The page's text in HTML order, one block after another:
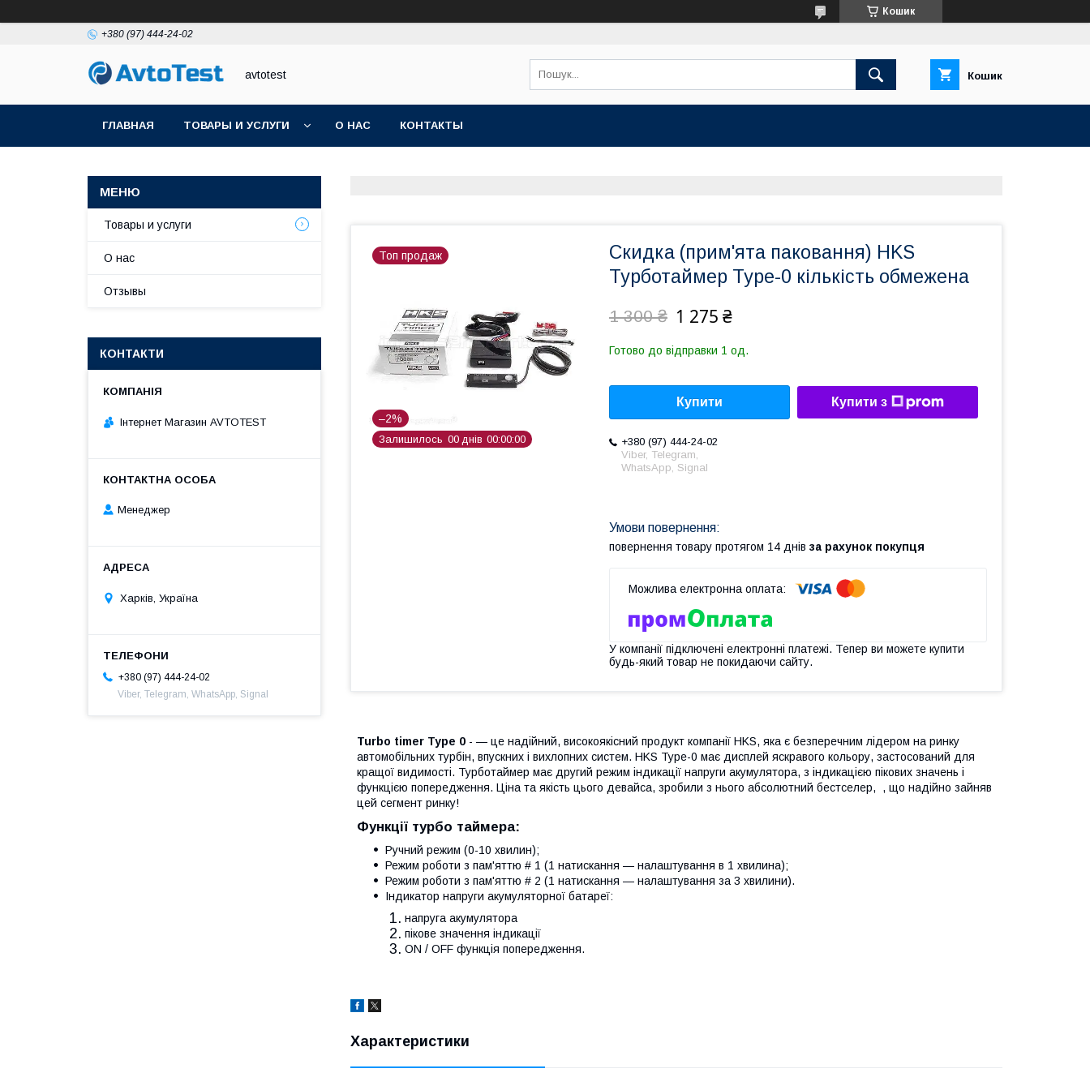
Кошик
+380 (97) 444-24-02
avtotest Кошик
ГЛАВНАЯ ТОВАРЫ И УСЛУГИ О НАС КОНТАКТЫ
Топ продаж
–2%
Залишилось 00 днів 00 00 00
Скидка (прим'ята паковання) HKS
Турботаймер Type-0 кількість обмежена
1 300 ₴ 1 275 ₴
Готово до відправки 1 од.
Купити Купити з
+380 (97) 444-24-02
Viber, Telegram,
WhatsApp, Signal
повернення товару протягом 14 днів за рахунок покупця
У компанії підключені електронні платежі. Тепер ви можете купити
будь-який товар не покидаючи сайту.
Turbo timer Type 0 - — це надійний, високоякісний продукт компанії HKS, яка є безперечним лідером на ринку
автомобільних турбін, впускних і вихлопних систем. HKS Type-0 має дисплей яскравого кольору, застосований для
кращої видимості. Турботаймер має другий режим індикації напруги акумулятора, з індикацією пікових значень і
функцією попередження. Ціна та якість цього девайса, зробили з нього абсолютний бестселер, , що надійно зайняв
цей сегмент ринку!
Функції турбо таймера:
Ручний режим (0-10 хвилин);
Режим роботи з пам'яттю # 1 (1 натискання — налаштування в 1 хвилина);
Режим роботи з пам'яттю # 2 (1 натискання — налаштування за 3 хвилини).
Індикатор напруги акумуляторної батареї:
напруга акумулятора
пікове значення індикації
ON / OFF функція попередження.
Характеристики
Товары и услуги
О нас
Отзывы
КОНТАКТИ
Інтернет Магазин AVTOTEST
Менеджер
Харків, Україна
+380 (97) 444-24-02
Viber, Telegram, WhatsApp, Signal